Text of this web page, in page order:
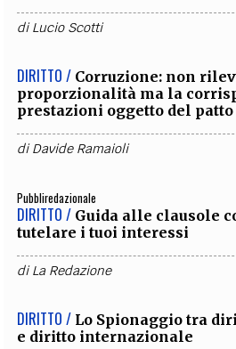
diLucio Scotti
DIRITTO / Corruzione: non
proporzionalità ma la
prestazioni oggetto del
diDavide Ramaioli
Pubbliredazionale
DIRITTO / Guida alle clausole
tutelare i tuoi interessi
diLa Redazione
DIRITTO / Lo Spionaggio tra
e diritto internazionale